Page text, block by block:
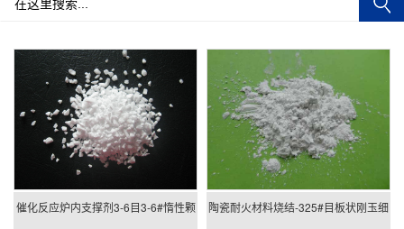
催化反应炉内支撑剂3-6目3-6#惰性颗
陶瓷耐火材料烧结-325#目板状刚玉细